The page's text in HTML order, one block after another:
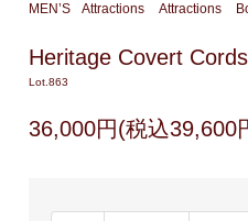
MEN’S Attractions Attractions
Heritage Covert
Lot.863
36,000円(税込39,600